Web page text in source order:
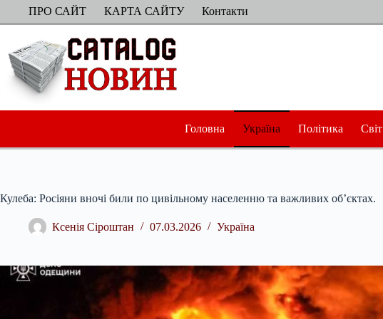
ПерейтиПРО САЙТ КАРТА САЙТУ Контакти
Головна Україна Політика Світ
Кулеба: Росіяни вночі били по цивільному населенню та важливих об’єктах.
Ксенія Сіроштан 07.03.2026 Україна